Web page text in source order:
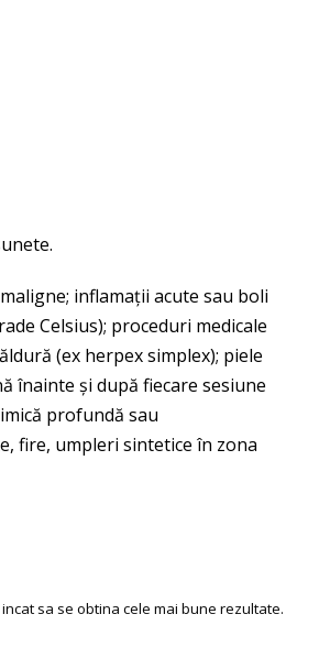
inflamații acute sau boli
Celsius); proceduri medicale
(ex herpex simplex); piele
înainte și după fiecare sesiune
profundă sau
fire, umpleri sintetice în zona
sa se obtina cele mai bune rezultate.